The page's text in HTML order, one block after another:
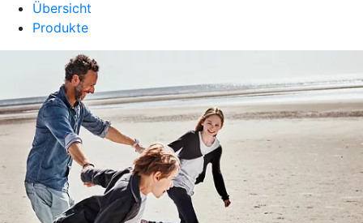
Übersicht
Produkte